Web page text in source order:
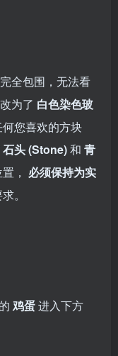
全包围，无法看
为了 白色染色玻
您喜欢的方块
石头 (Stone)和 青
， 必须保持为实
。
鸡蛋进入下方